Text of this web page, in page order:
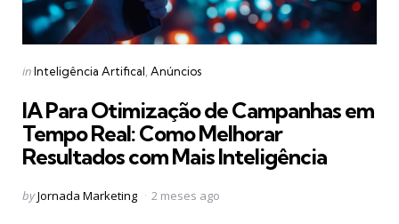
Categories
Posted
inInteligência Artifical Anúncios
IA Para Otimização de Campanhas em
Tempo Real: Como Melhorar
Resultados com Mais Inteligência
Posted
byJornada Marketing 2 meses ago